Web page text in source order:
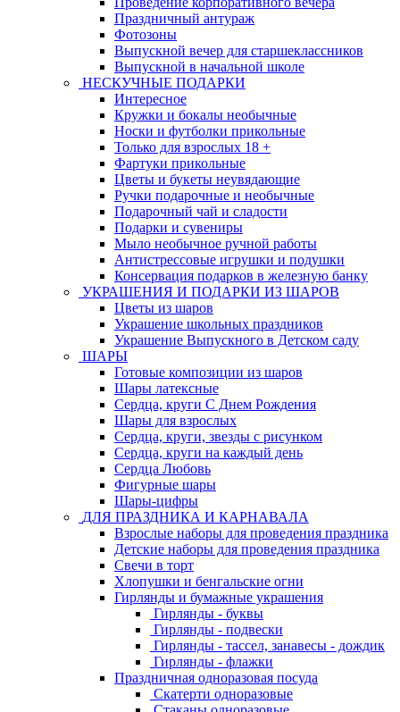
Праздничный антураж
Фотозоны
Выпускной вечер для старшеклассников
Выпускной в начальной школе
НЕСКУЧНЫЕ ПОДАРКИ
Интересное
Кружки и бокалы необычные
Носки и футболки прикольные
Только для взрослых 18 +
Фартуки прикольные
Цветы и букеты неувядающие
Ручки подарочные и необычные
Подарочный чай и сладости
Подарки и сувениры
Мыло необычное ручной работы
Антистрессовые игрушки и подушки
Консервация подарков в железную банку
УКРАШЕНИЯ И ПОДАРКИ ИЗ ШАРОВ
Цветы из шаров
Украшение школьных праздников
Украшение Выпускного в Детском саду
ШАРЫ
Готовые композиции из шаров
Шары латексные
Сердца, круги С Днем Рождения
Шары для взрослых
Сердца, круги, звезды с рисунком
Сердца, круги на каждый день
Сердца Любовь
Фигурные шары
Шары-цифры
ДЛЯ ПРАЗДНИКА И КАРНАВАЛА
Взрослые наборы для проведения праздника
Детские наборы для проведения праздника
Свечи в торт
Хлопушки и бенгальские огни
Гирлянды и бумажные украшения
Гирлянды - буквы
Гирлянды - подвески
Гирлянды - тассел, занавесы - дождик
Гирлянды - флажки
Праздничная одноразовая посуда
Скатерти одноразовые